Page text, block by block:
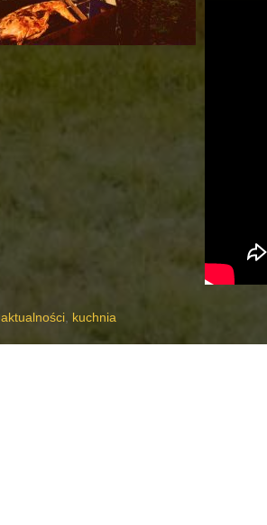
aktualności, kuchnia